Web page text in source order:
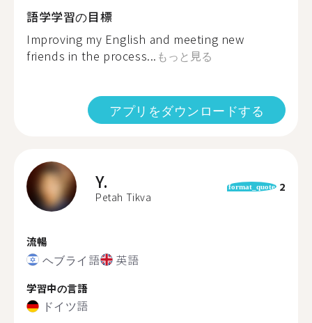
語学学習の目標
Improving my English and meeting new
friends in the process... もっと見る
アプリをダウンロードする
Y.
Petah Tikva
format_quote 2
流暢
ヘブライ語 英語
学習中の言語
ドイツ語